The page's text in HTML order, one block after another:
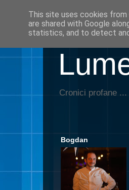
Cronici profane
Bogdan
This site uses cookies
are shared with Google
statistics, and to detect